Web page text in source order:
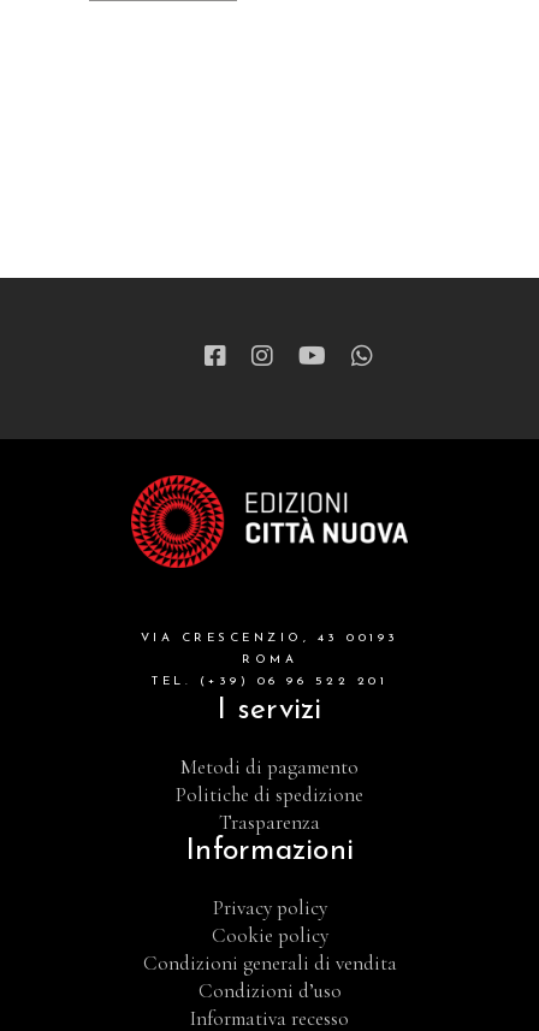
VIA CRESCENZIO, 43 00193
ROMA
TEL. (+39) 06 96 522 201
I servizi
Metodi di pagamento
Politiche di spedizione
Trasparenza
Informazioni
Privacy policy
Cookie policy
Condizioni generali di vendita
Condizioni d’uso
Informativa recesso